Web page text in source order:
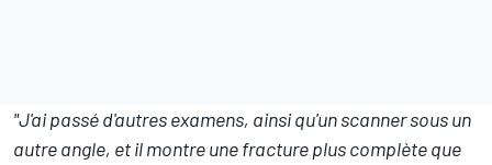
"J'ai passé d'autres examens, ainsi qu'un scanner sous un
autre angle, et il montre une fracture plus complète que